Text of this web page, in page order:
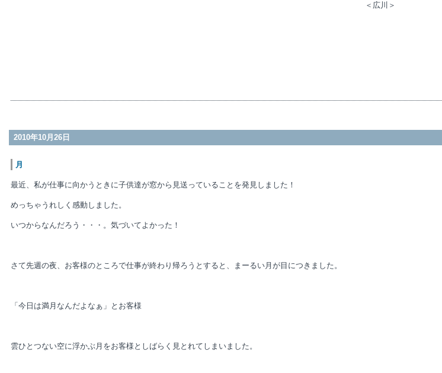
＜広川＞
2010年10月26日
月
最近、私が仕事に向かうときに子供達が窓から見送っていることを発見しました！
めっちゃうれしく感動しました。
いつからなんだろう・・・。気づいてよかった！
さて先週の夜、お客様のところで仕事が終わり帰ろうとすると、まーるい月が目につきました。
「今日は満月なんだよなぁ」とお客様
雲ひとつない空に浮かぶ月をお客様としばらく見とれてしまいました。